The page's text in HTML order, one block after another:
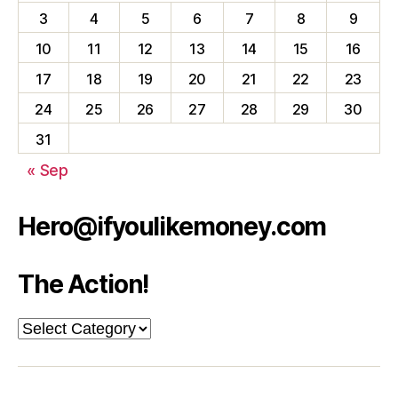
3 4 5 6 7 8
9
10
11 12 13 14 15
16
17
18 19 20 21 22
23
24
25 26 27 28 29
30
31
« Sep
Hero@ifyoulikemoney.com
The Action!
The
Action!